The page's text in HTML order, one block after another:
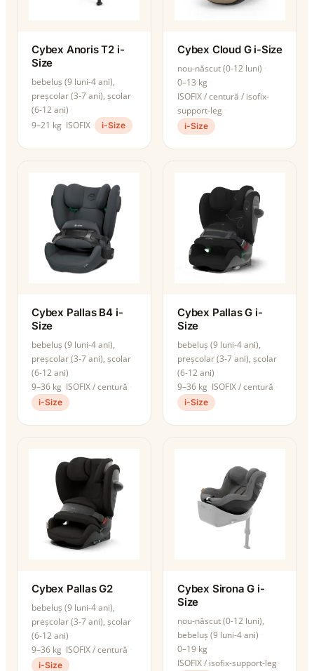
Cybex Anoris T2 i-
Size
bebeluș (9 luni-4 ani),
preșcolar (3-7 ani), școlar
(6-12 ani)
9–21 kg ISOFIX i-Size
Cybex Cloud G i-Size
nou-născut (0-12 luni)
0–13 kg
ISOFIX / centură / isofix-
support-leg
i-Size
Cybex Pallas B4 i-
Size
bebeluș (9 luni-4 ani),
preșcolar (3-7 ani), școlar
(6-12 ani)
9–36 kg ISOFIX / centură
i-Size
Cybex Pallas G i-
Size
bebeluș (9 luni-4 ani),
preșcolar (3-7 ani), școlar
(6-12 ani)
9–36 kg ISOFIX / centură
i-Size
Cybex Pallas G2
bebeluș (9 luni-4 ani),
preșcolar (3-7 ani), școlar
(6-12 ani)
9–36 kg ISOFIX / centură
i-Size
Cybex Sirona G i-
Size
nou-născut (0-12 luni),
bebeluș (9 luni-4 ani)
0–19 kg
ISOFIX / isofix-support-leg